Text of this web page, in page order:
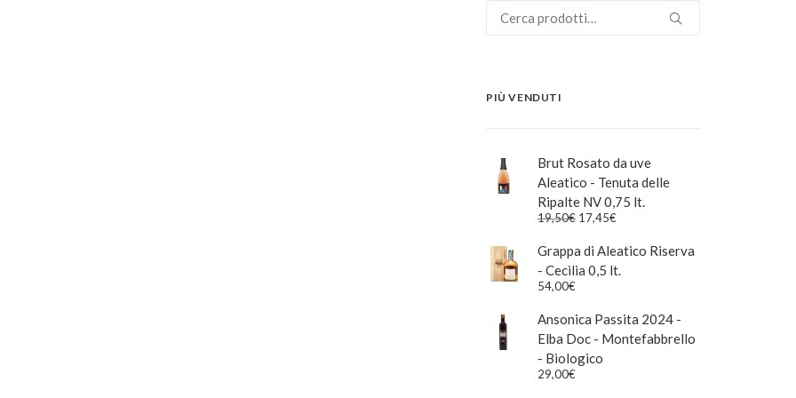
Cerca:
PIÙ VENDUTI
Brut Rosato da uve
Aleatico - Tenuta delle
Ripalte NV 0,75 lt.
19,50€ Il
originale
era:
19,50€.
17,45€
attuale
è:
17,45€.
Grappa di Aleatico Riserva
- Cecilia 0,5 lt.
54,00€
Ansonica Passita 2024 -
Elba Doc - Montefabbrello
- Biologico
29,00€